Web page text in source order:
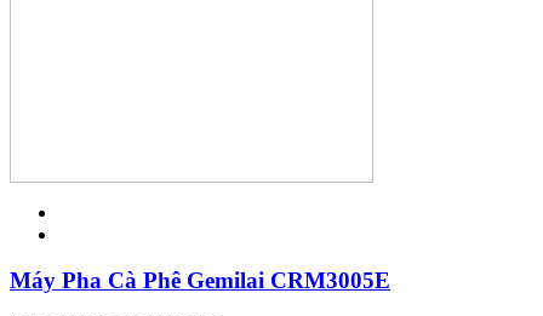
Máy Pha Cà Phê Gemilai CRM3005E